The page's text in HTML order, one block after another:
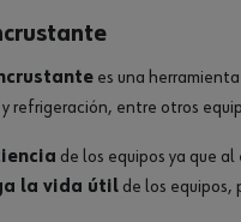
es una
refrigeración, entre otros
de los equipos ya que
la vida útil de los equipos,